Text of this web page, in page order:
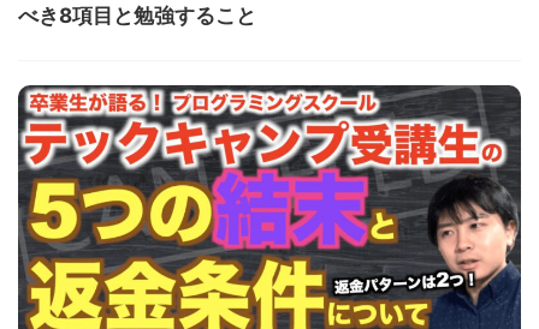
べき8項目と勉強すること